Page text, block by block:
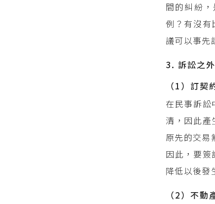
間的糾紛
例？有沒有
議可以事先
3. 訴訟之外
（1）訂契
在民事訴
清，因此
原先的交易
因此，要簽
降低以後發
（2）不動